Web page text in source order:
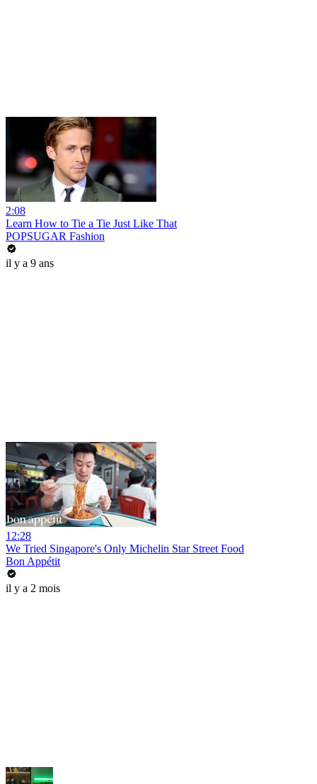
2:08
Learn How to Tie a Tie Just Like That
POPSUGAR Fashion
il y a 9 ans
12:28
We Tried Singapore's Only Michelin Star Street Food
Bon Appétit
il y a 2 mois